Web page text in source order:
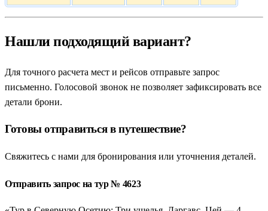
Нашли подходящий вариант?
Для точного расчета мест и рейсов отправьте запрос
письменно. Голосовой звонок не позволяет зафиксировать все
детали брони.
Готовы отправиться в путешествие?
Свяжитесь с нами для бронирования или уточнения деталей.
Отправить запрос на тур № 4623